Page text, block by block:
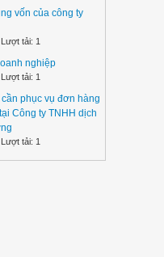
vốn của công ty
tải: 1
nghiệp
tải: 1
phục vụ đơn hàng
Công ty TNHH dịch
tải: 1